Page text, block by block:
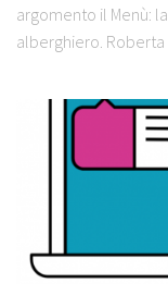
argomento il Menù:
alberghiero.